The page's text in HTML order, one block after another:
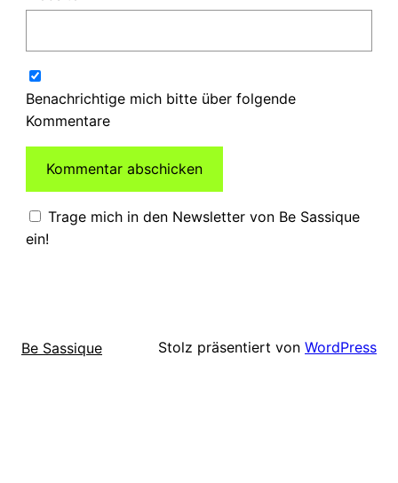
Benachrichtige mich bitte über folgende
Kommentare
Trage mich in den Newsletter von Be Sassique
ein!
Be Sassique Stolz präsentiert von WordPress